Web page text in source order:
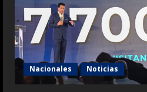
Nacionales Noticias